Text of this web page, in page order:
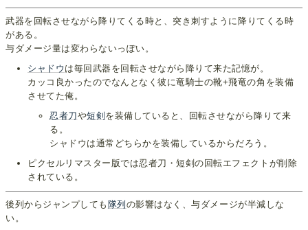
武器を回転させながら降りてくる時と、突き刺すように降りてくる時
がある。
与ダメージ量は変わらないっぽい。
シャドウ は毎回武器を回転させながら降りて来た記憶が。
カッコ良かったのでなんとなく彼に竜騎士の靴+飛竜の角を装備
させてた俺。
忍者刀や短剣 を装備していると、回転させながら降りて来
る。
シャドウは通常どちらかを装備しているからだろう。
ピクセルリマスター版では忍者刀・短剣の回転エフェクトが削除
されている。
後列からジャンプしても 隊列の影響はなく、与ダメージが半減しな
い。